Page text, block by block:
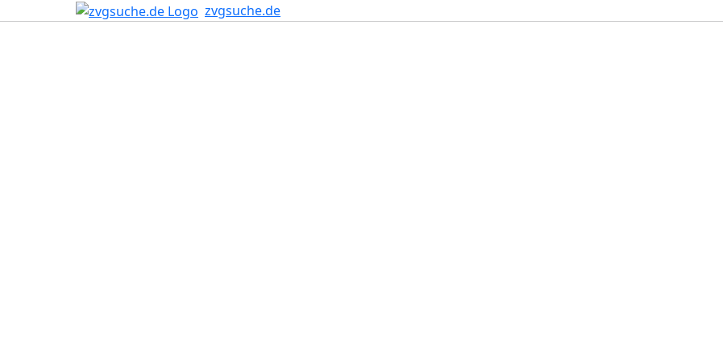
zvgsuche.de